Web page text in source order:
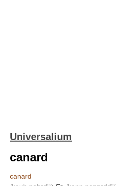
Universalium
canard
canard